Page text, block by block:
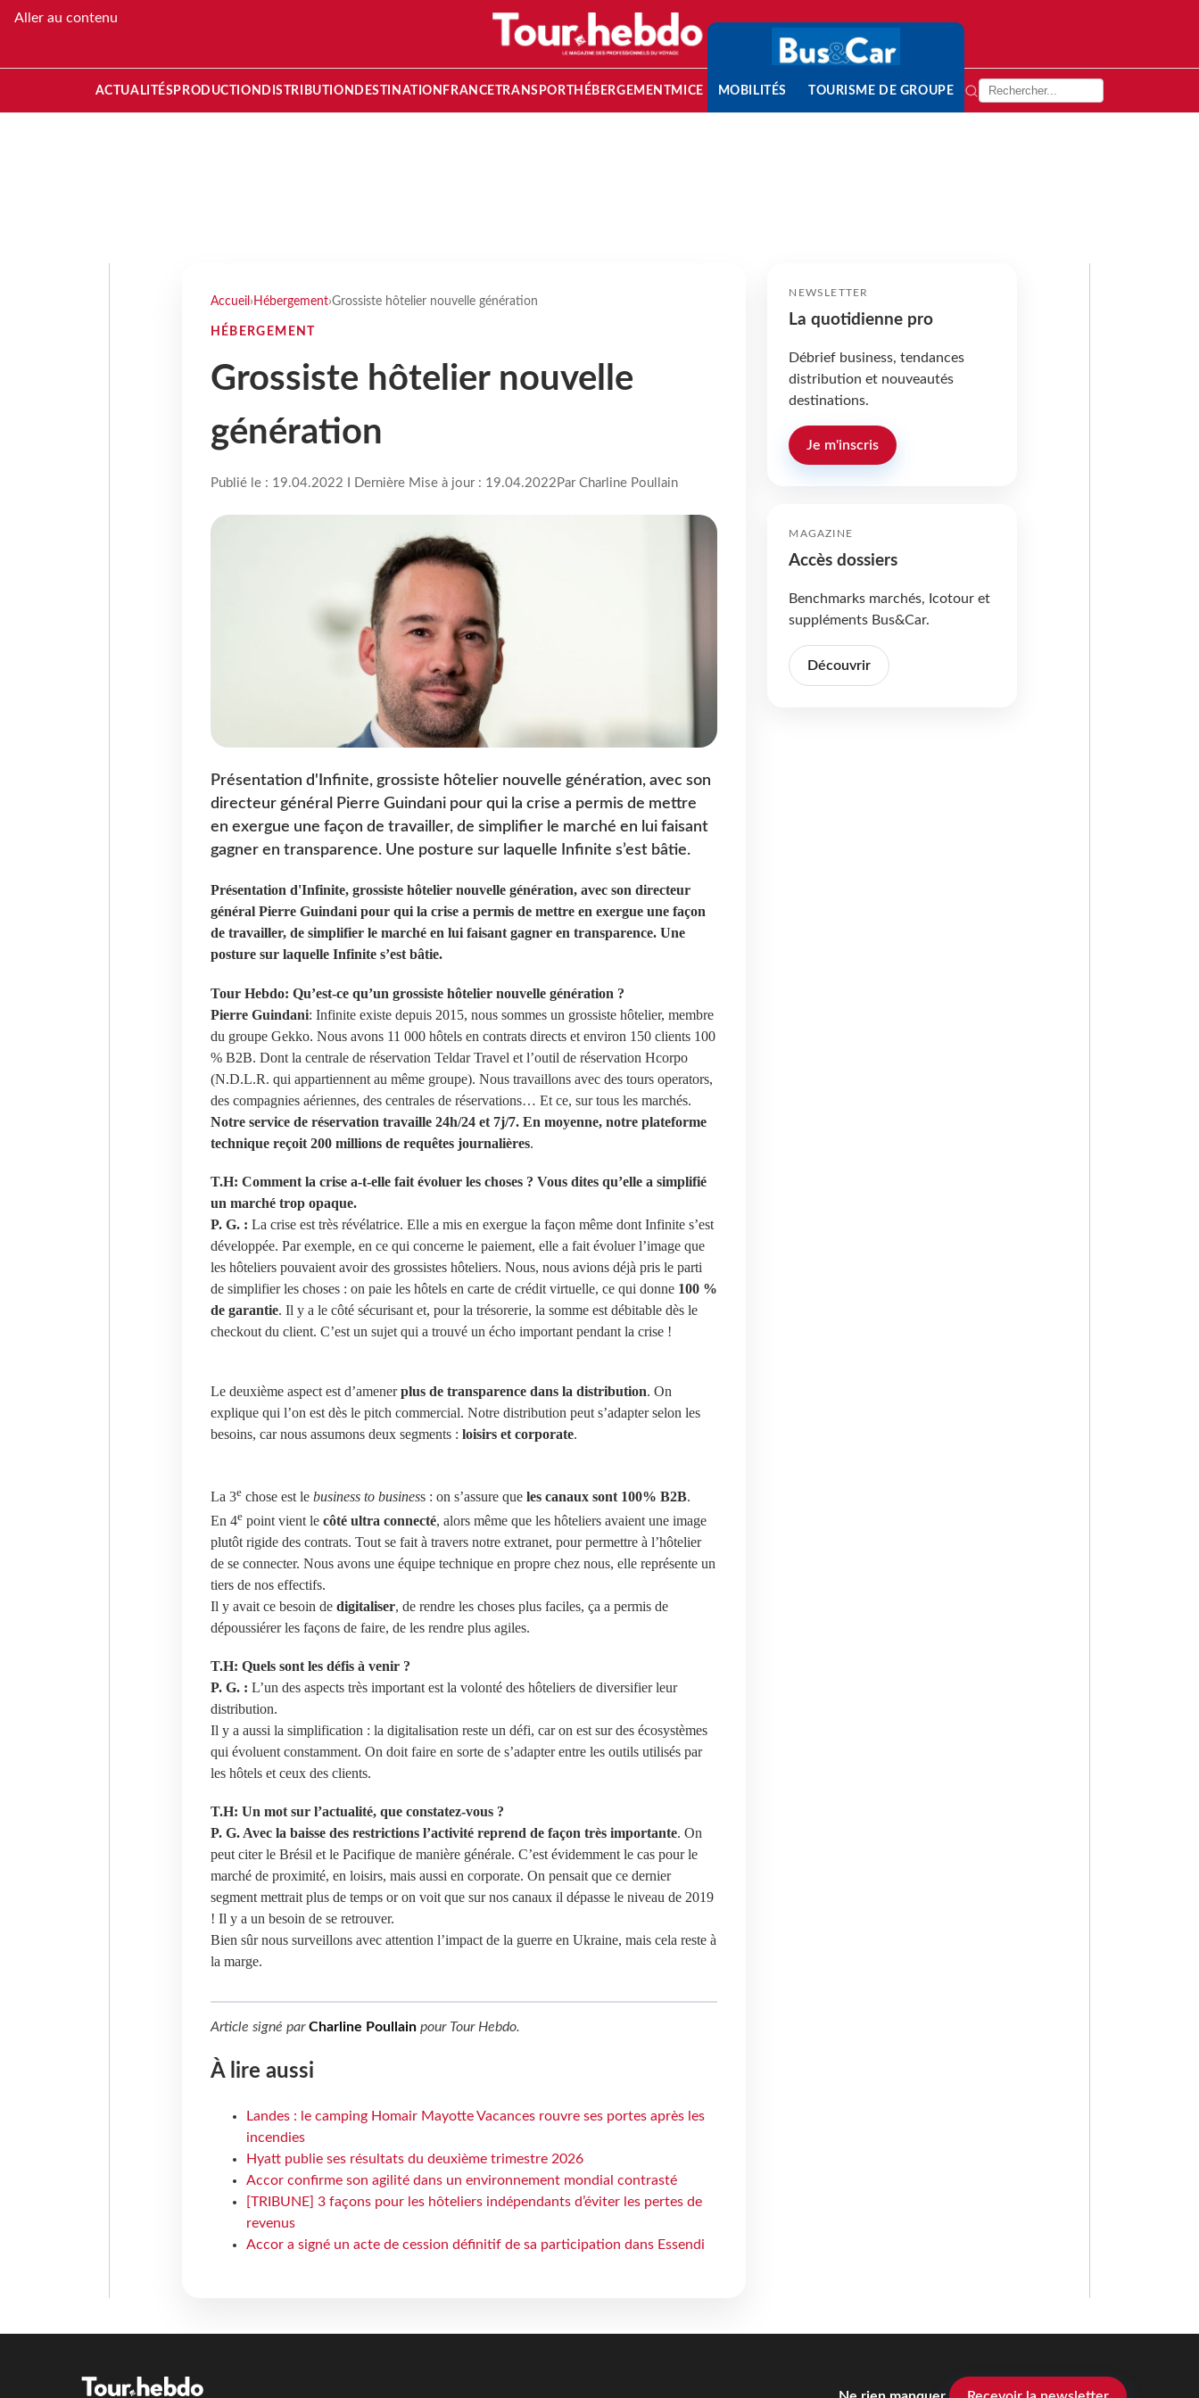
Aller au contenu
ACTUALITÉS PRODUCTION DISTRIBUTION DESTINATION FRANCETRANSPORT HÉBERGEMENTMICE MOBILITÉS TOURISME DE GROUPE
Accueil › Hébergement›Grossiste hôtelier nouvelle génération
HÉBERGEMENT
Grossiste hôtelier nouvelle
génération
Publié le : 19.04.2022 I Dernière Mise à jour : 19.04.2022 Par Charline Poullain
Présentation d'Infinite, grossiste hôtelier nouvelle génération, avec son
directeur général Pierre Guindani pour qui la crise a permis de mettre
en exergue une façon de travailler, de simplifier le marché en lui faisant
gagner en transparence. Une posture sur laquelle Infinite s’est bâtie.
Présentation d'Infinite, grossiste hôtelier nouvelle génération, avec son directeur
général Pierre Guindani pour qui la crise a permis de mettre en exergue une façon
de travailler, de simplifier le marché en lui faisant gagner en transparence. Une
posture sur laquelle Infinite s’est bâtie.
Tour Hebdo: Qu’est-ce qu’un grossiste hôtelier nouvelle génération ?
Pierre Guindani: Infinite existe depuis 2015, nous sommes un grossiste hôtelier, membre
du groupe Gekko. Nous avons 11 000 hôtels en contrats directs et environ 150 clients 100
% B2B. Dont la centrale de réservation Teldar Travel et l’outil de réservation Hcorpo
(N.D.L.R. qui appartiennent au même groupe). Nous travaillons avec des tours operators,
des compagnies aériennes, des centrales de réservations… Et ce, sur tous les marchés.
Notre service de réservation travaille 24h/24 et 7j/7. En moyenne, notre plateforme
technique reçoit 200 millions de requêtes journalières.
T.H: Comment la crise a-t-elle fait évoluer les choses ? Vous dites qu’elle a simplifié
un marché trop opaque.
P. G. : La crise est très révélatrice. Elle a mis en exergue la façon même dont Infinite s’est
développée. Par exemple, en ce qui concerne le paiement, elle a fait évoluer l’image que
les hôteliers pouvaient avoir des grossistes hôteliers. Nous, nous avions déjà pris le parti
de simplifier les choses : on paie les hôtels en carte de crédit virtuelle, ce qui donne 100 %
de garantie. Il y a le côté sécurisant et, pour la trésorerie, la somme est débitable dès le
checkout du client. C’est un sujet qui a trouvé un écho important pendant la crise !
Le deuxième aspect est d’amenerplus de transparence dans la distribution. On
explique qui l’on est dès le pitch commercial. Notre distribution peut s’adapter selon les
besoins, car nous assumons deux segments : loisirs et corporate.
La 3echose est le business to business : on s’assure que les canaux sont 100% B2B.
En 4epoint vient le côté ultra connecté, alors même que les hôteliers avaient une image
plutôt rigide des contrats. Tout se fait à travers notre extranet, pour permettre à l’hôtelier
de se connecter. Nous avons une équipe technique en propre chez nous, elle représente un
tiers de nos effectifs.
Il y avait ce besoin de digitaliser, de rendre les choses plus faciles, ça a permis de
dépoussiérer les façons de faire, de les rendre plus agiles.
T.H: Quels sont les défis à venir ?
P. G. : L’un des aspects très important est la volonté des hôteliers de diversifier leur
distribution.
Il y a aussi la simplification : la digitalisation reste un défi, car on est sur des écosystèmes
qui évoluent constamment. On doit faire en sorte de s’adapter entre les outils utilisés par
les hôtels et ceux des clients.
T.H: Un mot sur l’actualité, que constatez-vous ?
P. G. Avec la baisse des restrictions l’activité reprend de façon très importante. On
peut citer le Brésil et le Pacifique de manière générale. C’est évidemment le cas pour le
marché de proximité, en loisirs, mais aussi en corporate. On pensait que ce dernier
segment mettrait plus de temps or on voit que sur nos canaux il dépasse le niveau de 2019
! Il y a un besoin de se retrouver.
Bien sûr nous surveillons avec attention l’impact de la guerre en Ukraine, mais cela reste à
la marge.
Article signé parCharline Poullainpour Tour Hebdo.
À lire aussi
Landes : le camping Homair Mayotte Vacances rouvre ses portes après les
incendies
Hyatt publie ses résultats du deuxième trimestre 2026
Accor confirme son agilité dans un environnement mondial contrasté
[TRIBUNE] 3 façons pour les hôteliers indépendants d’éviter les pertes de
revenus
Accor a signé un acte de cession définitif de sa participation dans Essendi
NEWSLETTER
La quotidienne pro
Débrief business, tendances
distribution et nouveautés
destinations.
Je m'inscris
MAGAZINE
Accès dossiers
Benchmarks marchés, Icotour et
suppléments Bus&Car.
Découvrir